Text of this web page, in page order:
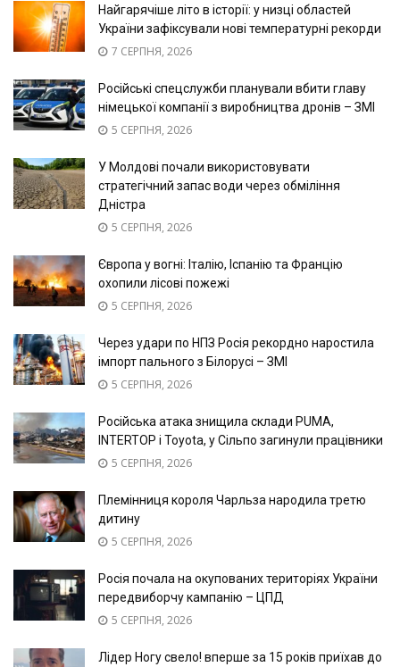
Найгарячіше літо в історії: у низці областей
України зафіксували нові температурні рекорди
7 СЕРПНЯ, 2026
Російські спецслужби планували вбити главу
німецької компанії з виробництва дронів – ЗМІ
5 СЕРПНЯ, 2026
У Молдові почали використовувати
стратегічний запас води через обміління
Дністра
5 СЕРПНЯ, 2026
Європа у вогні: Італію, Іспанію та Францію
охопили лісові пожежі
5 СЕРПНЯ, 2026
Через удари по НПЗ Росія рекордно наростила
імпорт пального з Білорусі – ЗМІ
5 СЕРПНЯ, 2026
Російська атака знищила склади PUMA,
INTERTOP і Toyota, у Сільпо загинули працівники
5 СЕРПНЯ, 2026
Племінниця короля Чарльза народила третю
дитину
5 СЕРПНЯ, 2026
Росія почала на окупованих територіях України
передвиборчу кампанію – ЦПД
5 СЕРПНЯ, 2026
Лідер Ногу свело! вперше за 15 років приїхав до